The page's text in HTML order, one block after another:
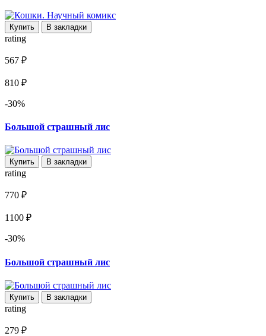
Купить В закладки
rating
567 ₽
810 ₽
-30%
Большой страшный лис
Купить В закладки
rating
770 ₽
1100 ₽
-30%
Большой страшный лис
Купить В закладки
rating
279 ₽